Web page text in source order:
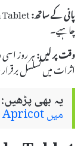
پانی کے ساتھ:
چاہیے۔
وقت پر لیں:ہر روز
اثرات میں تسلسل
یہ بھی پڑھیں:
میں Apricot